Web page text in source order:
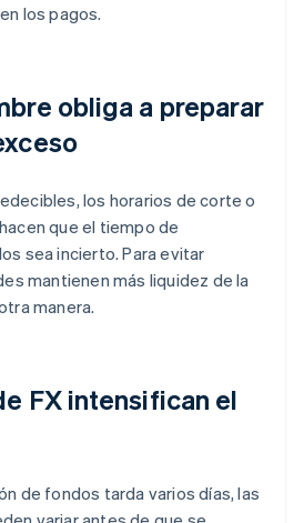
los pagos.
obliga a preparar
los horarios de corte o
que el tiempo de
sea incierto. Para evitar
mantienen más liquidez de la
manera.
FX intensifican el
de fondos tarda varios días, las